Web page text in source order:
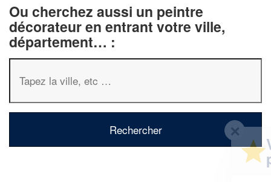
Ou cherchez aussi un peintre
décorateur en entrant votre ville,
département… :
Vous êtes un